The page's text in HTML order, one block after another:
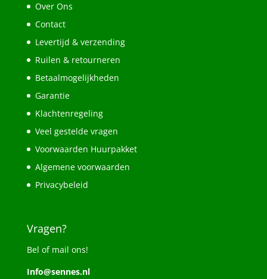
Over Ons
Contact
Levertijd & verzending
Ruilen & retourneren
Betaalmogelijkheden
Garantie
Klachtenregeling
Veel gestelde vragen
Voorwaarden Huurpakket
Algemene voorwaarden
Privacybeleid
Vragen?
Bel of mail ons!
Info@sennes.nl